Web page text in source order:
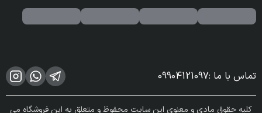
تماس با ما :
09904121097
کلیه حقوق مادی و معنوی این سایت محفوظ و متعلق به این فروشگاه می